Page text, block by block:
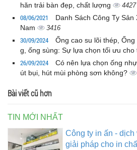
hăn trải bàn đẹp, chất lượng
4427
08/06/2021
Danh Sách Công Ty
Nam
3416
30/09/2024
Ống cao su lõi thép,
g, ống sùng: Sự lựa chọn tối ưu cho
26/09/2024
Có nên lựa chọn ống
út bụi, hút mùi phòng sơn không?
Bài viết cũ hơn
TIN MỚI NHẤT
Công ty in ấn - dịch
giải pháp cho in